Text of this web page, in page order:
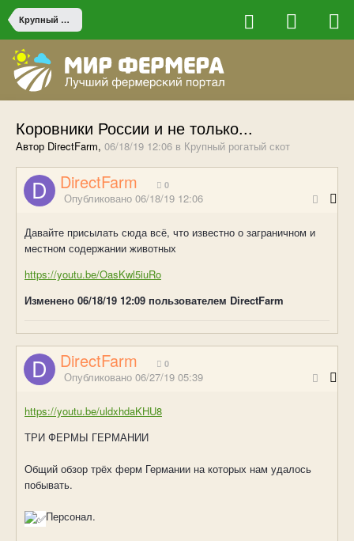
Крупный рогатый скот
Коровники России и не только...
Автор DirectFarm, 06/18/19 12:06 в Крупный рогатый скот
DirectFarm 0
Опубликовано 06/18/19 12:06
Давайте присылать сюда всё, что известно о заграничном и
местном содержании животных
https://youtu.be/OasKwl5iuRo
Изменено 06/18/19 12:09 пользователем DirectFarm
DirectFarm 0
Опубликовано 06/27/19 05:39
https://youtu.be/uldxhdaKHU8
ТРИ ФЕРМЫ ГЕРМАНИИ
Общий обзор трёх ферм Германии на которых нам удалось
побывать.
Персонал.